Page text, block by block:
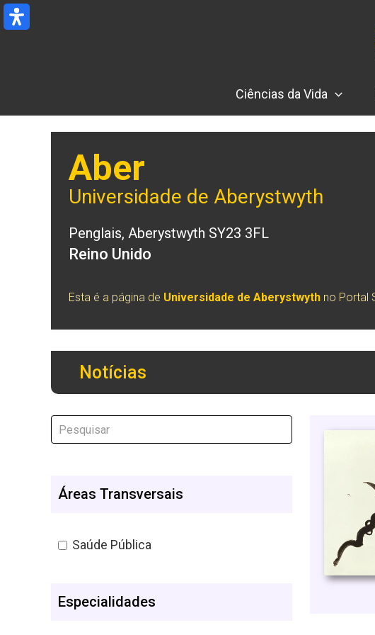
Ir
para
Ciências da Vida
Aber
Universidade de Aberystwyth
Penglais, Aberystwyth SY23 3FL
Reino Unido
Esta é a página de Universidade de Aberystwyth no Portal
Notícias
Áreas Transversais
Saúde Pública
Especialidades